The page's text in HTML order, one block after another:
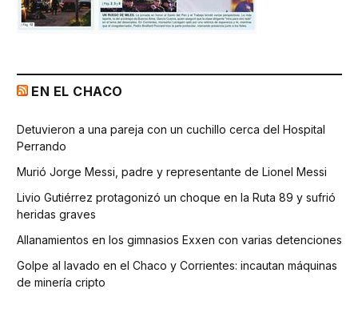
EN EL CHACO
Detuvieron a una pareja con un cuchillo cerca del Hospital
Perrando
Murió Jorge Messi, padre y representante de Lionel Messi
Livio Gutiérrez protagonizó un choque en la Ruta 89 y sufrió
heridas graves
Allanamientos en los gimnasios Exxen con varias detenciones
Golpe al lavado en el Chaco y Corrientes: incautan máquinas
de minería cripto